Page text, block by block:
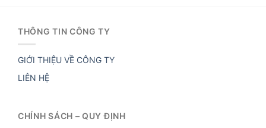
THÔNG TIN CÔNG TY
GIỚI THIỆU VỀ CÔNG TY
LIÊN HỆ
CHÍNH SÁCH – QUY ĐỊNH